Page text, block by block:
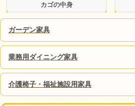
カゴの中身
ガーデン家具
業務用ダイニング家具
介護椅子・福祉施設用家具